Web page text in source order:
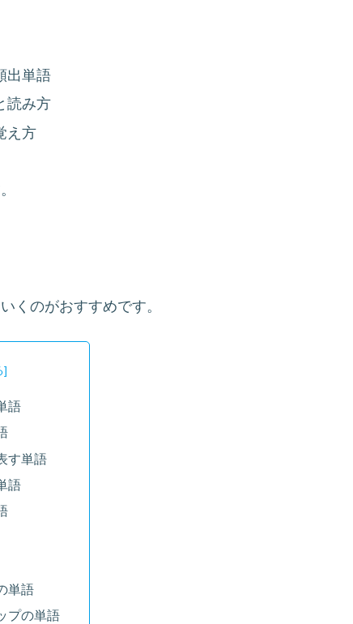
出単語
読み方
え方
くのがおすすめです。
語
す単語
語
単語
プの単語